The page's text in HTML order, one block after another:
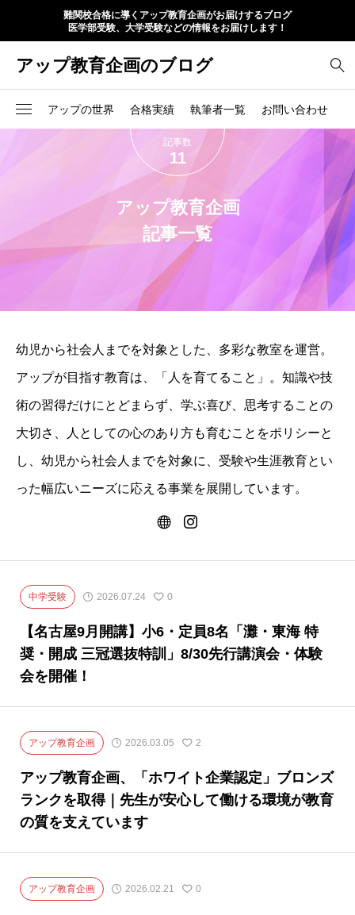
難関校合格に導くアップ教育企画がお届けするブログ
医学部受験、大学受験などの情報をお届けします！
アップ教育企画のブログ
アップの世界 合格実績 執筆者一覧 お問い合わせ
アップ教育企画
記事一覧
記事数
11
幼児から社会人までを対象とした、多彩な教室を運営。
アップが目指す教育は、「人を育てること」。知識や技
術の習得だけにとどまらず、学ぶ喜び、思考することの
大切さ、人としての心のあり方も育むことをポリシーと
し、幼児から社会人までを対象に、受験や生涯教育とい
った幅広いニーズに応える事業を展開しています。
中学受験 2026.07.24 0
【名古屋9月開講】小6・定員8名「灘・東海 特
奨・開成 三冠選抜特訓」8/30先行講演会・体験
会を開催！
アップ教育企画 2026.03.05 2
アップ教育企画、「ホワイト企業認定」ブロンズ
ランクを取得｜先生が安心して働ける環境が教育
の質を支えています
アップ教育企画 2026.02.21 0